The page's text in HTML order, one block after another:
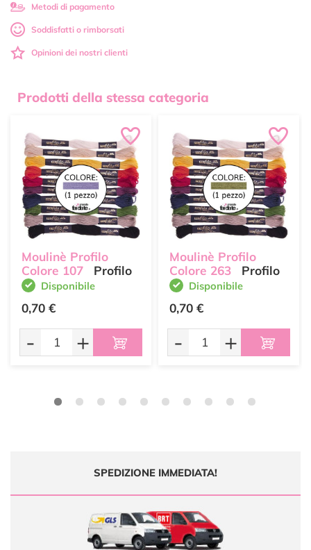
Metodi di pagamento
Soddisfatti o rimborsati
Opinioni dei nostri clienti
Prodotti della stessa categoria
Moulinè Profilo
Colore 107
Profilo
Disponibile
0,70 €
- +
Moulinè Profilo
Colore 263
Profilo
Disponibile
0,70 €
- +
SPEDIZIONE IMMEDIATA!